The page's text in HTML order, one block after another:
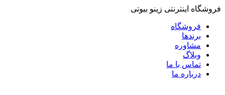
فروشگاه اینترنتی زینو بیوتی
فروشگاه
برندها
مشاوره
وبلاگ
تماس با ما
درباره ما